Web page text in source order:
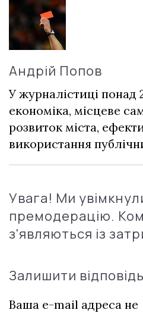
Андрій Попов
У журналістиці понад
економіка, місцеве
розвиток міста,
використання
Увага! Ми
премодерацію.
з'являються із
Залишити відповідь
Ваша e-mail адреса не